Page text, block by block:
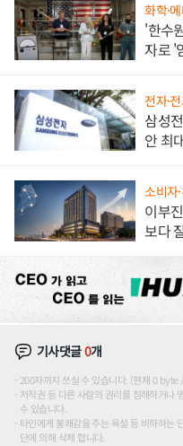
화학·
'한수
자로 '
전자·
삼성
안 최
소비자
이부
보다
기사댓글0개
200자까지 쓰실 수 있습니다. (현재 0
저작권 등 다른 사람의 권리를 침해하거나
수 있습니다.
타인에게 불쾌감을 주는 욕설 등 비하하는
단에 의해 삭제 합니다.